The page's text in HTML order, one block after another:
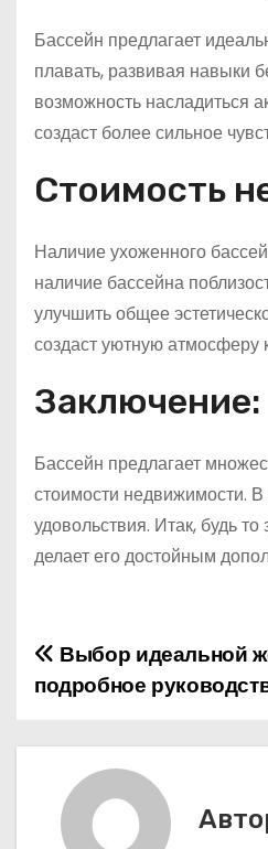
Бассейн предлагает
плавать, развивая навыки
возможность насладиться
создаст более сильное
Стоимость
Наличие ухоженного
наличие бассейна
улучшить общее
создаст уютную атмосферу
Заключение:
Бассейн предлагает
стоимости недвижимости.
удовольствия. Итак, будь
делает его достойным
Н
в
Выбор идеальной
подробное